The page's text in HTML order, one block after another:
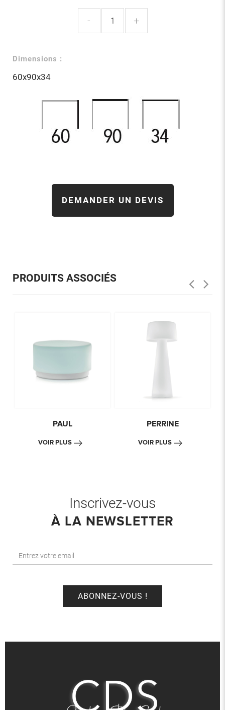
- +
Dimensions :
60x90x34
DEMANDER UN DEVIS
PRODUITS ASSOCIÉS
PAUL
VOIR PLUS
PERRINE
VOIR PLUS
Inscrivez-vous
À LA NEWSLETTER